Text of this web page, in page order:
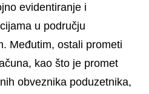
evidentiranje i
u području
Međutim, ostali prometi
kao što je promet
obveznika poduzetnika,